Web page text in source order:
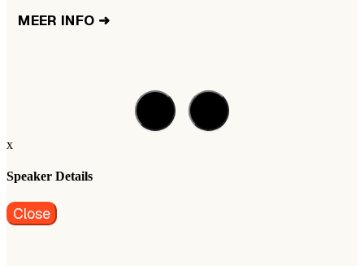
MEER INFO ➜
x
Speaker Details
Close